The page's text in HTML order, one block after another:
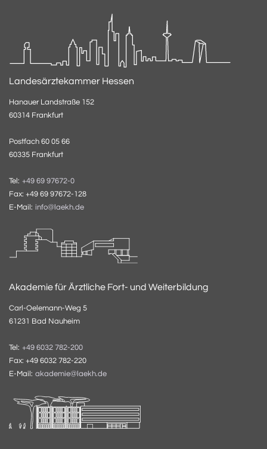
Landesärztekammer Hessen
Hanauer Landstraße 152
60314 Frankfurt
Postfach 60 05 66
60335 Frankfurt
Tel: +49 69 97672-0
Fax: +49 69 97672-128
E-Mail: info@laekh.de
Akademie für Ärztliche Fort- und Weiterbildung
Carl-Oelemann-Weg 5
61231 Bad Nauheim
Tel: +49 6032 782-200
Fax: +49 6032 782-220
E-Mail: akademie@laekh.de